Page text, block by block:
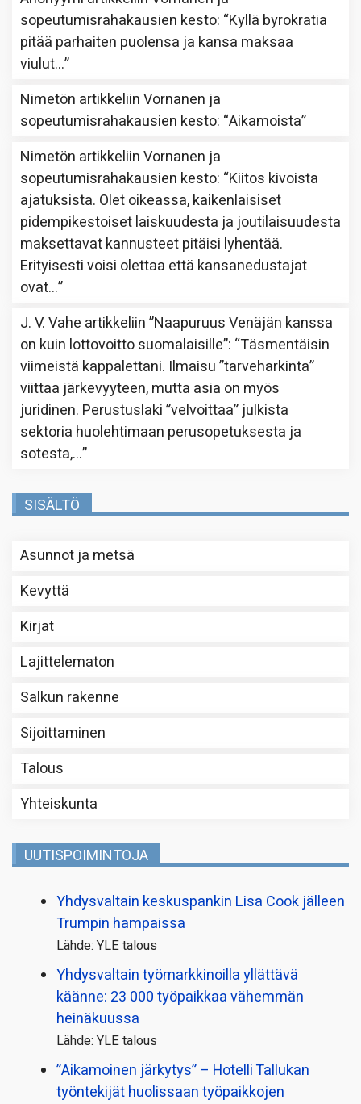
sopeutumisrahakausien kesto: “Kyllä byrokratia
pitää parhaiten puolensa ja kansa maksaa
viulut…”
Nimetön artikkeliinVornanen ja
sopeutumisrahakausien kesto: “Aikamoista”
Nimetön artikkeliinVornanen ja
sopeutumisrahakausien kesto: “Kiitos kivoista
ajatuksista. Olet oikeassa, kaikenlaisiset
pidempikestoiset laiskuudesta ja joutilaisuudesta
maksettavat kannusteet pitäisi lyhentää.
Erityisesti voisi olettaa että kansanedustajat
ovat…”
J. V. Vahe artikkeliin”Naapuruus Venäjän kanssa
on kuin lottovoitto suomalaisille”: “Täsmentäisin
viimeistä kappalettani. Ilmaisu ”tarveharkinta”
viittaa järkevyyteen, mutta asia on myös
juridinen. Perustuslaki ”velvoittaa” julkista
sektoria huolehtimaan perusopetuksesta ja
sotesta,…”
SISÄLTÖ
Asunnot ja metsä
Kevyttä
Kirjat
Lajittelematon
Salkun rakenne
Sijoittaminen
Talous
Yhteiskunta
UUTISPOIMINTOJA
Yhdysvaltain keskuspankin Lisa Cook jälleen
Trumpin hampaissa
Lähde: YLE talous
Yhdysvaltain työmarkkinoilla yllättävä
käänne: 23 000 työpaikkaa vähemmän
heinäkuussa
Lähde: YLE talous
”Aikamoinen järkytys” – Hotelli Tallukan
työntekijät huolissaan työpaikkojen